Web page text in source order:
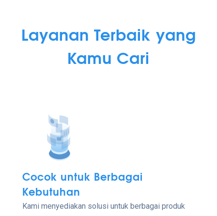
Layanan Terbaik yang
Kamu Cari
Cocok untuk Berbagai
Kebutuhan
Kami menyediakan solusi untuk berbagai produk